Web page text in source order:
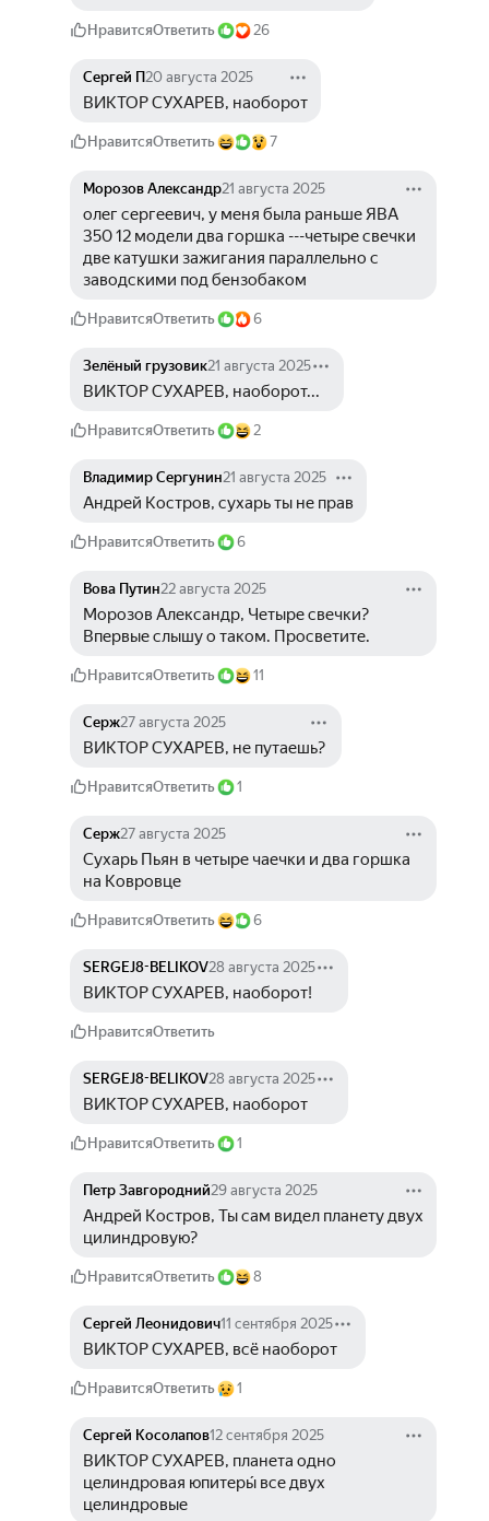
НравитсяОтветить 26
Сергей П 20 августа 2025
ВИКТОР СУХАРЕВ, наоборот
НравитсяОтветить 7
Морозов Александр21 августа 2025
олег сергеевич, у меня была раньше ЯВА
350 12 модели два горшка ---четыре свечки
две катушки зажигания параллельно с
заводскими под бензобаком
НравитсяОтветить 6
Зелёный грузовик21 августа 2025
ВИКТОР СУХАРЕВ, наоборот...
НравитсяОтветить 2
Владимир Сергунин21 августа 2025
Андрей Костров, сухарь ты не прав
НравитсяОтветить 6
Вова Путин22 августа 2025
Морозов Александр, Четыре свечки?
Впервые слышу о таком. Просветите.
НравитсяОтветить 11
Серж27 августа 2025
ВИКТОР СУХАРЕВ, не путаешь?
НравитсяОтветить 1
Серж27 августа 2025
Сухарь Пьян в четыре чаечки и два горшка
на Ковровце
НравитсяОтветить 6
SERGEJ8-BELIKOV28 августа 2025
ВИКТОР СУХАРЕВ, наоборот!
НравитсяОтветить
SERGEJ8-BELIKOV28 августа 2025
ВИКТОР СУХАРЕВ, наоборот
НравитсяОтветить 1
Петр Завгородний29 августа 2025
Андрей Костров, Ты сам видел планету двух
цилиндровую?
НравитсяОтветить 8
Сергей Леонидович11 сентября 2025
ВИКТОР СУХАРЕВ, всё наоборот
НравитсяОтветить 1
Сергей Косолапов12 сентября 2025
ВИКТОР СУХАРЕВ, планета одно
целиндровая юпитеры́ все двух
целиндровые